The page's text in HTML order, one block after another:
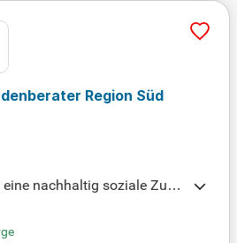
Region Süd
nachhaltig soziale Zuku
Finanz- und Serviceleist
Sozial-